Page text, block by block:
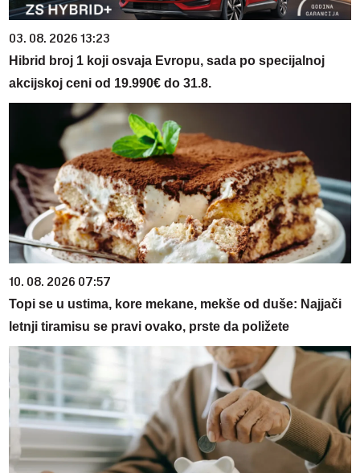
03. 08. 2026 13:23
Hibrid broj 1 koji osvaja Evropu, sada po specijalnoj
akcijskoj ceni od 19.990€ do 31.8.
10. 08. 2026 07:57
Topi se u ustima, kore mekane, mekše od duše: Najjači
letnji tiramisu se pravi ovako, prste da poližete